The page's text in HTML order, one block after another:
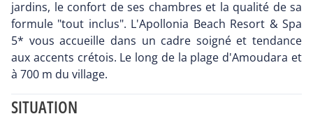
jardins, le confort de ses chambres et la qualité de sa
formule "tout inclus". L'Apollonia Beach Resort & Spa
5* vous accueille dans un cadre soigné et tendance
aux accents crétois. Le long de la plage d'Amoudara et
à 700 m du village.
SITUATION